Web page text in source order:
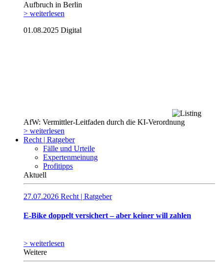
Aufbruch in Berlin
> weiterlesen
01.08.2025 Digital
AfW: Vermittler-Leitfaden durch die KI-Verordnung
> weiterlesen
Recht | Ratgeber
Fälle und Urteile
Expertenmeinung
Profitipps
Aktuell
27.07.2026 Recht | Ratgeber
E-Bike doppelt versichert – aber keiner will zahlen
> weiterlesen
Weitere